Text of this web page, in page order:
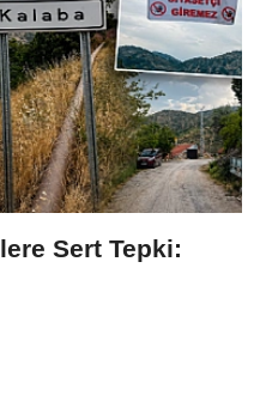
Sert Tepki: